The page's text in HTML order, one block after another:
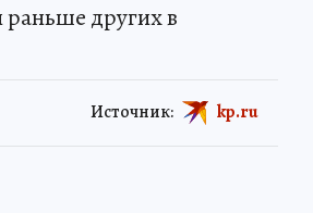
других в
Источник: kp.ru